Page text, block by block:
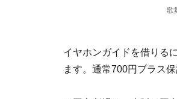
歌
イヤホンガイドを借りる
ます。通常700円プラス